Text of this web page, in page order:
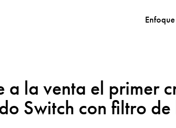
Enfoque
a la venta el primer
Switch con filtro